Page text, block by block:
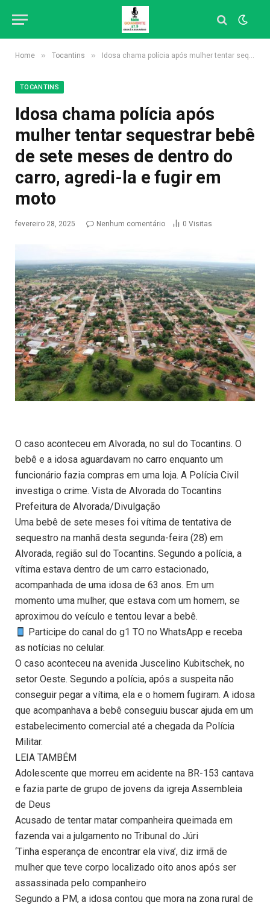
Home » Tocantins » Idosa chama polícia após mulher tentar sequestrar bebê de sete meses de dentro do carro, agredi-la e fugir em moto
TOCANTINS
Idosa chama polícia após
mulher tentar sequestrar bebê
de sete meses de dentro do
carro, agredi-la e fugir em
moto
fevereiro 28, 2025 Nenhum comentário 0 Visitas
O caso aconteceu em Alvorada, no sul do Tocantins. O
bebê e a idosa aguardavam no carro enquanto um
funcionário fazia compras em uma loja. A Polícia Civil
investiga o crime. Vista de Alvorada do Tocantins
Prefeitura de Alvorada/Divulgação
Uma bebê de sete meses foi vítima de tentativa de
sequestro na manhã desta segunda-feira (28) em
Alvorada, região sul do Tocantins. Segundo a polícia, a
vítima estava dentro de um carro estacionado,
acompanhada de uma idosa de 63 anos. Em um
momento uma mulher, que estava com um homem, se
aproximou do veículo e tentou levar a bebê.
Participe do canal do g1 TO no WhatsApp e receba
as notícias no celular.
O caso aconteceu na avenida Juscelino Kubitschek, no
setor Oeste. Segundo a polícia, após a suspeita não
conseguir pegar a vítima, ela e o homem fugiram. A idosa
que acompanhava a bebê conseguiu buscar ajuda em um
estabelecimento comercial até a chegada da Polícia
Militar.
LEIA TAMBÉM
Adolescente que morreu em acidente na BR-153 cantava
e fazia parte de grupo de jovens da igreja Assembleia
de Deus
Acusado de tentar matar companheira queimada em
fazenda vai a julgamento no Tribunal do Júri
‘Tinha esperança de encontrar ela viva’, diz irmã de
mulher que teve corpo localizado oito anos após ser
assassinada pelo companheiro
Segundo a PM, a idosa contou que mora na zona rural de